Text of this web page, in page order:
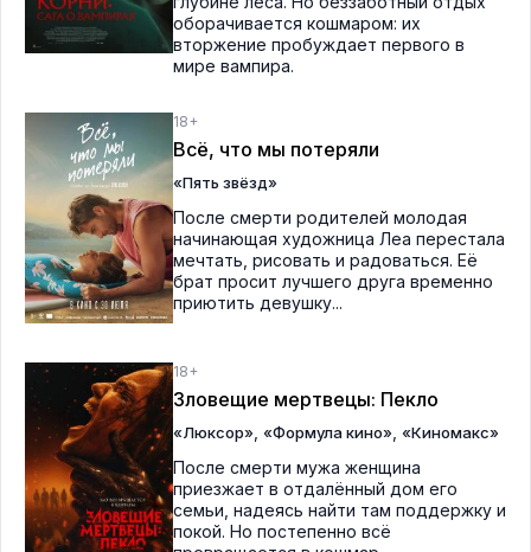
оборачивается кошмаром: их
вторжение пробуждает первого в
мире вампира.
18+
Всё, что мы потеряли
«Пять звёзд»
После смерти родителей молодая
начинающая художница Леа перестала
мечтать, рисовать и радоваться. Её
брат просит лучшего друга временно
приютить девушку...
18+
Зловещие мертвецы: Пекло
«Люксор» «Формула кино» «Киномакс»
После смерти мужа женщина
приезжает в отдалённый дом его
семьи, надеясь найти там поддержку и
покой. Но постепенно всё